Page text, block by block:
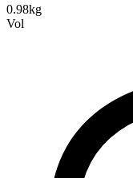
0.98kg
Vol